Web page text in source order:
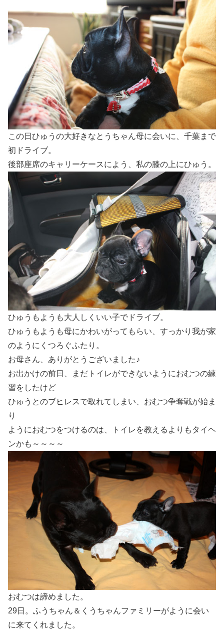
この日ひゅうの大好きなとうちゃん母に会いに、千葉まで
初ドライブ。
後部座席のキャリーケースによう、私の膝の上にひゅう。
ひゅうもようも大人しくいい子でドライブ。
ひゅうもようも母にかわいがってもらい、すっかり我が家
のようにくつろぐふたり。
お母さん、ありがとうございました♪
お出かけの前日、まだトイレができないようにおむつの練
習をしたけど
ひゅうとのブヒレスで取れてしまい、おむつ争奪戦が始ま
り
ようにおむつをつけるのは、トイレを教えるよりもタイヘ
ンかも～～～～
おむつは諦めました。
29日。ふうちゃん＆くうちゃんファミリーがように会い
に来てくれました。